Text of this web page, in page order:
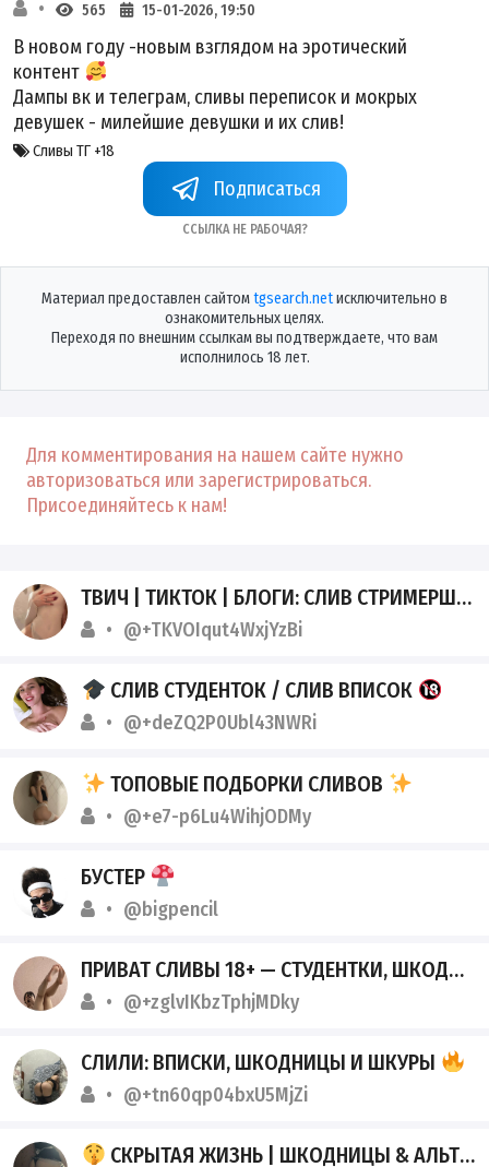
565 15-01-2026, 19:50
В новом году -новым взглядом на эротический
контент
Дампы вк и телеграм, сливы переписок и мокрых
девушек - милейшие девушки и их слив!
Сливы ТГ +18
Подписаться
Ссылка не рабочая?
Материал предоставлен сайтомtgsearch.netисключительно в
ознакомительных целях.
Переходя по внешним ссылкам вы подтверждаете, что вам
исполнилось 18 лет.
Для комментирования на нашем сайте нужно
авторизоваться или зарегистрироваться.
Присоединяйтесь к нам!
ТВИЧ | ТИКТОК | БЛОГИ: СЛИВ СТРИМЕРШ И БЛОГЕРШ
@+TKVOIqut4WxjYzBi
СЛИВ СТУДЕНТОК / СЛИВ ВПИСОК
@+deZQ2P0Ubl43NWRi
ТОПОВЫЕ ПОДБОРКИ СЛИВОВ
@+e7-p6Lu4WihjODMy
БУСТЕР
@bigpencil
ПРИВАТ СЛИВЫ 18+ — СТУДЕНТКИ, ШКОДНИЦЫ, АЛЬТУШКИ
@+zglvIKbzTphjMDky
СЛИЛИ: ВПИСКИ, ШКОДНИЦЫ И ШКУРЫ
@+tn60qp04bxU5MjZi
СКРЫТАЯ ЖИЗНЬ | ШКОДНИЦЫ & АЛЬТУШКИ